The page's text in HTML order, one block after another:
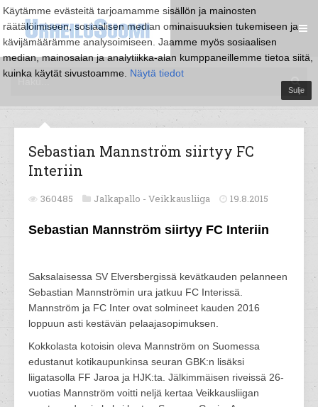
Käytämme evästeitä tarjoamamme sisällön ja mainosten
räätälöimiseen, sosiaalisen median ominaisuuksien tukemiseen ja
kävijämäärämme analysoimiseen. Jaamme myös sosiaalisen
median, mainosalan ja analytiikka-alan kumppaneillemme tietoa siitä,
kuinka käytät sivustoamme. Näytä tiedot
Sulje
Sebastian Mannström siirtyy FC
Interiin
360485 Jalkapallo - Veikkausliiga 19.8.2015
Sebastian Mannström siirtyy FC Interiin
Saksalaisessa SV Elversbergissä kevätkauden pelanneen
Sebastian Mannströmin ura jatkuu FC Interissä.
Mannström ja FC Inter ovat solmineet kauden 2016
loppuun asti kestävän pelaajasopimuksen.
Kokkolasta kotoisin oleva Mannström on Suomessa
edustanut kotikaupunkinsa seuran GBK:n lisäksi
liigatasolla FF Jaroa ja HJK:ta. Jälkimmäisen riveissä 26-
vuotias Mannström voitti neljä kertaa Veikkausliigan